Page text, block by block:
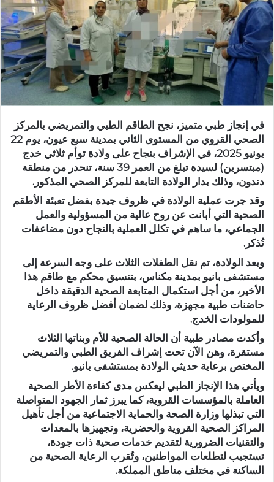
ي
ا
إ
ك
ت
و
ن
ي
ا
في إنجاز طبي متميز، نجح الطاقم الطبي والتمريضي بالمركز
الصحي القروي من المستوى الثاني بمدينة سبع عيون، يوم 22
يونيو 2025، في الإشراف بنجاح على ولادة توأم ثلاثي خدج
(مبتسرين) لسيدة تبلغ من العمر 39 سنة، تنحدر من منطقة
دندون، وذلك بدار الولادة التابعة للمركز الصحي المذكور.
وقد جرت عملية الولادة في ظروف جيدة بفضل تعبئة الأطقم
الصحية التي أبانت عن روح عالية من المسؤولية والعمل
الجماعي، ما ساهم في تكلل العملية بالنجاح دون مضاعفات
تُذكر.
وبعد الولادة، تم نقل الطفلات الثلاث على وجه السرعة إلى
مستشفى بانيو بمدينة مكناس، بتنسيق محكم مع طاقم هذا
الأخير، من أجل استكمال المتابعة الصحية الدقيقة داخل
حاضنات طبية مجهزة، وذلك لضمان أفضل ظروف الرعاية
للمولودات الخدج.
وأكدت مصادر طبية أن الحالة الصحية للأم وبناتها الثلاث
مستقرة، وهن الآن تحت إشراف الفريق الطبي والتمريضي
المختص برعاية حديثي الولادة بمستشفى بانيو.
ويأتي هذا الإنجاز الطبي ليعكس مدى كفاءة الأطر الصحية
العاملة بالمؤسسات القروية، كما يبرز ثمار الجهود المتواصلة
التي تبذلها وزارة الصحة والحماية الاجتماعية من أجل تأهيل
المراكز الصحية القروية والحضرية، وتجهيزها بالمعدات
والتقنيات الضرورية لتقديم خدمات صحية ذات جودة،
تستجيب لتطلعات المواطنين، وتُقرب الرعاية الصحية من
الساكنة في مختلف مناطق المملكة.